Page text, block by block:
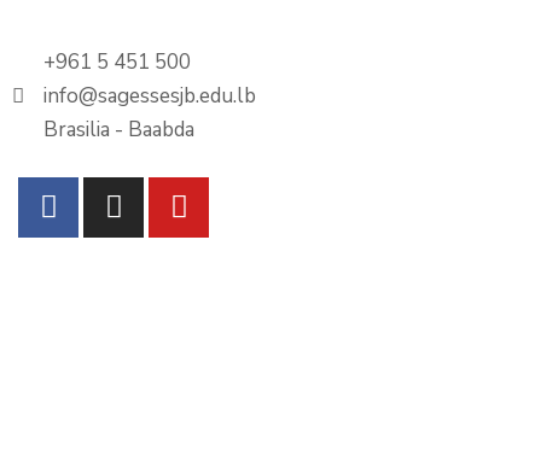
+961 5 451 500
info@sagessesjb.edu.lb
Brasilia - Baabda